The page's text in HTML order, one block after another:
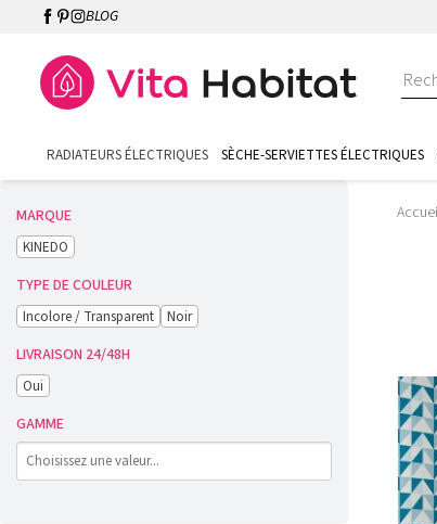
BLOG
RADIATEURS ÉLECTRIQUES SÈCHE-SERVIETTES ÉLECTRIQUES
MARQUE
KINEDO
TYPE DE COULEUR
Incolore / Transparent Noir
LIVRAISON 24/48H
Oui
GAMME